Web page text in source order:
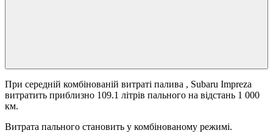
При середній комбінованій витраті палива , Subaru Impreza
витратить приблизно 109.1 літрів пального на відстань 1 000
км.
Витрата пального становить у комбінованому режимі.